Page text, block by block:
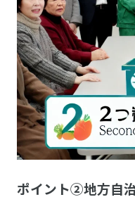
ポイント②地方自